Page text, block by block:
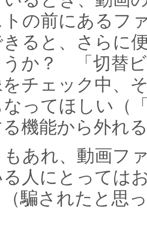
トの前にあるフ
きると、さらに
うか？ 「切替
チェック中、
ってほしい（
る機能から外れ
あれ、動画フ
人にとっては
騙されたと思